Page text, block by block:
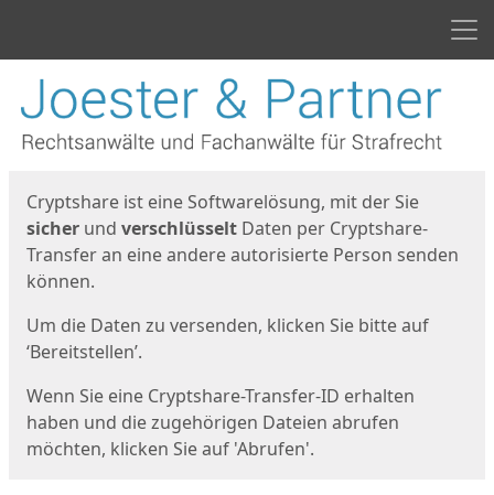
Start
Cryptshare ist eine Softwarelösung, mit der Sie
sicher und verschlüsselt Daten per Cryptshare-
Transfer an eine andere autorisierte Person senden
können.
Um die Daten zu versenden, klicken Sie bitte auf
‘Bereitstellen’.
Wenn Sie eine Cryptshare-Transfer-ID erhalten
haben und die zugehörigen Dateien abrufen
möchten, klicken Sie auf 'Abrufen'.